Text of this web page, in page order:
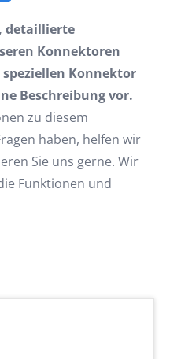
detaillierte
Konnektoren
Konnektor
Beschreibung vor.
zu diesem
haben, helfen wir
Sie uns gerne. Wir
Funktionen und